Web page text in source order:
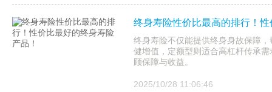
终身寿险性价比最高的排行！
终身寿险不仅能提供终身身故保障
健增值，定额型则适合高杠杆传承
顾保障与收益。
2025/10/28 11:06:46